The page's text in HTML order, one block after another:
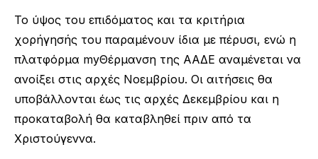
Το ύψος του επιδόματος και τα κριτήρια
χορήγησής του παραμένουν ίδια με πέρυσι, ενώ η
πλατφόρμα myΘέρμανση της ΑΑΔΕ αναμένεται να
ανοίξει στις αρχές Νοεμβρίου. Οι αιτήσεις θα
υποβάλλονται έως τις αρχές Δεκεμβρίου και η
προκαταβολή θα καταβληθεί πριν από τα
Χριστούγεννα.